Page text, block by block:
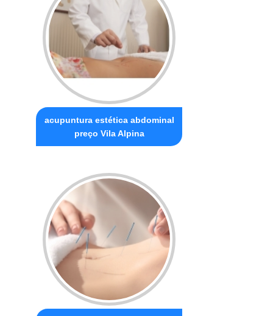
acupuntura estética abdominal
preço Vila Alpina